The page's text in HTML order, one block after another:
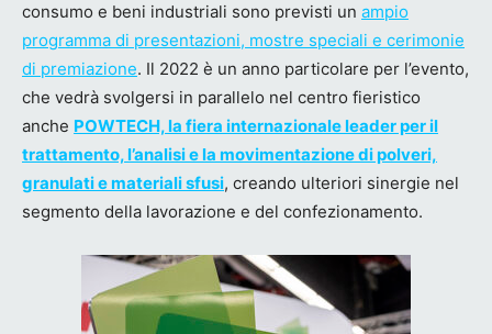
consumo e beni industriali sono previsti un ampio
programma di presentazioni, mostre speciali e cerimonie
di premiazione. Il 2022 è un anno particolare per l’evento,
che vedrà svolgersi in parallelo nel centro fieristico
anche POWTECH, la fiera internazionale leader per il
trattamento, l’analisi e la movimentazione di polveri,
granulati e materiali sfusi, creando ulteriori sinergie nel
segmento della lavorazione e del confezionamento.